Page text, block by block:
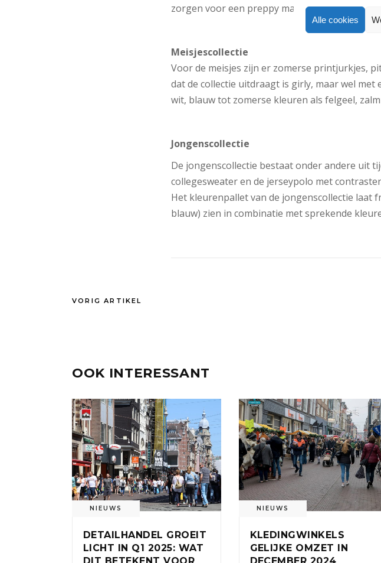
Alle cookies
zorgen voor een preppy maar sportieve collectie.
Meisjescollectie
Voor de meisjes zijn er zomerse printjurkjes,
dat de collectie uitdraagt is girly, maar wel met
wit, blauw tot zomerse kleuren als felgeel,
Jongenscollectie
De jongenscollectie bestaat onder andere uit
collegesweater en de jerseypolo met
Het kleurenpallet van de jongenscollectie laat
blauw) zien in combinatie met sprekende
VORIG ARTIKEL
OOK INTERESSANT
NIEUWS
DETAILHANDEL GROEIT
LICHT IN Q1 2025: WAT
DIT BETEKENT VOOR
NIEUWS
KLEDINGWINKELS
GELIJKE OMZET IN
DECEMBER 2024